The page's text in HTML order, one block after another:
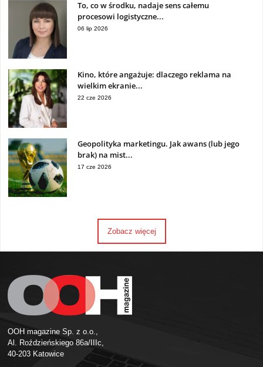
To, co w środku, nadaje sens całemu
procesowi logistyczne...
06 lip 2026
Kino, które angażuje: dlaczego reklama na
wielkim ekranie...
22 cze 2026
Geopolityka marketingu. Jak awans (lub jego
brak) na mist...
17 cze 2026
Zobacz więcej
OOH magazine Sp. z o.o.,
Al. Roździeńskiego 86a/IIIc,
40-203 Katowice